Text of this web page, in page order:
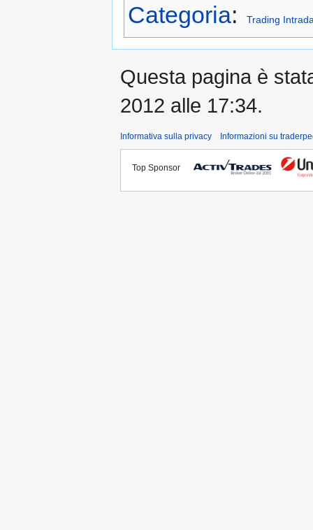
Categoria: Trading
Questa pagina è
2012 alle 17:34.
Informativa sulla privacy Informazioni su
Top Sponsor